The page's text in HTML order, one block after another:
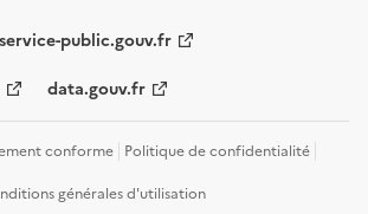
service-public.gouv.fr
data.gouv.fr
conforme Politique de confidentialité
générales d'utilisation